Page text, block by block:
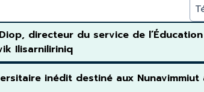
directeur du service de
Ilisarniliriniq
inédit destiné aux